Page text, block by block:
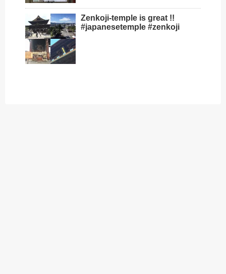
Zenkoji-temple is great !!
#japanesetemple #zenkoji